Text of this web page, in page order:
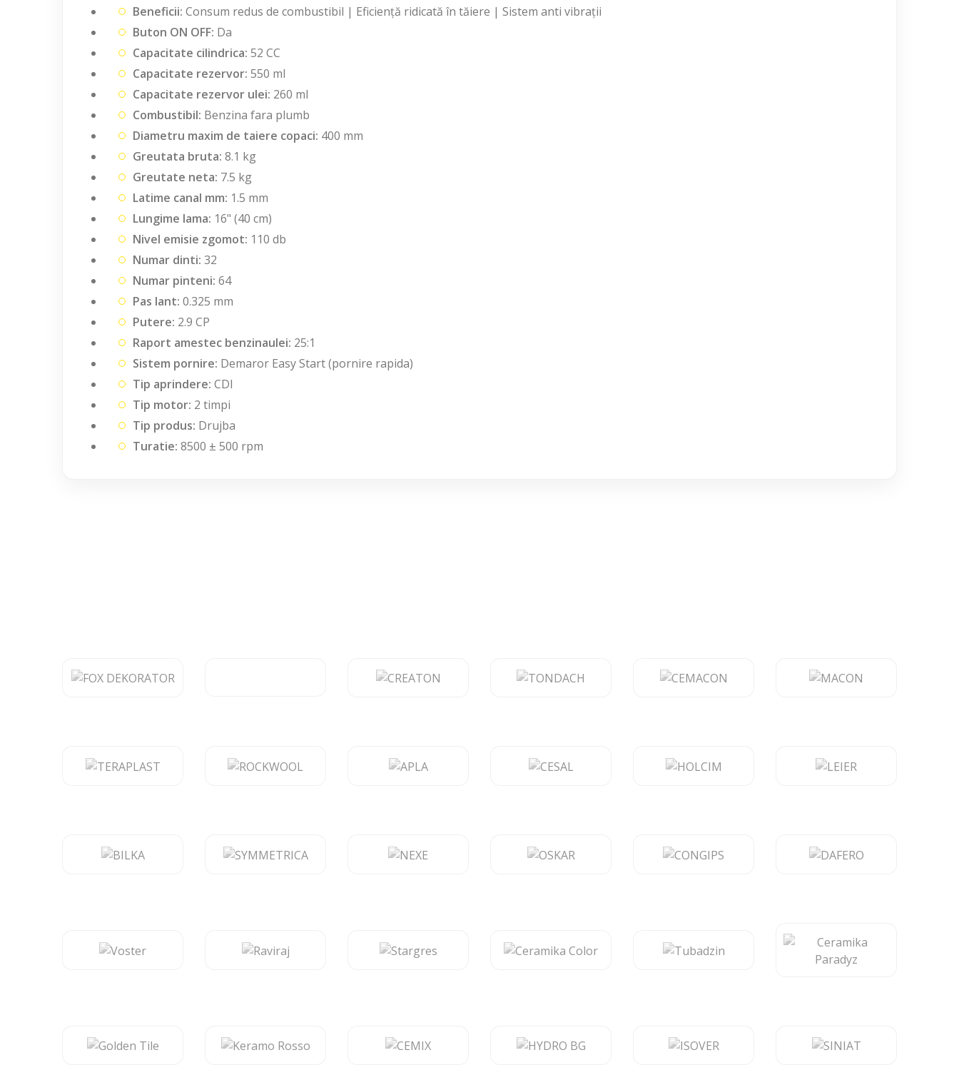
Beneficii: Consum redus de combustibil | Eficiență ridicată în tăiere | Sistem anti vibrații
Buton ON OFF: Da
Capacitate cilindrica: 52 CC
Capacitate rezervor: 550 ml
Capacitate rezervor ulei: 260 ml
Combustibil: Benzina fara plumb
Diametru maxim de taiere copaci: 400 mm
Greutata bruta: 8.1 kg
Greutate neta: 7.5 kg
Latime canal mm: 1.5 mm
Lungime lama: 16" (40 cm)
Nivel emisie zgomot: 110 db
Numar dinti: 32
Numar pinteni: 64
Pas lant: 0.325 mm
Putere: 2.9 CP
Raport amestec benzinaulei: 25:1
Sistem pornire: Demaror Easy Start (pornire rapida)
Tip aprindere: CDI
Tip motor: 2 timpi
Tip produs: Drujba
Turatie: 8500 ± 500 rpm